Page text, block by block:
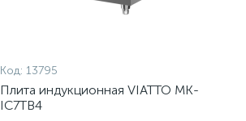
Код: 13795
Плита индукционная VIATTO MK-
IC7TB4